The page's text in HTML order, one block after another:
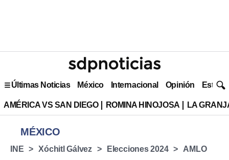
Últimas Noticias México Internacional Opinión Estilo
AMÉRICA VS SAN DIEGO ROMINA HINOJOSA LA
MÉXICO
INE Xóchitl Gálvez Elecciones 2024 AMLO